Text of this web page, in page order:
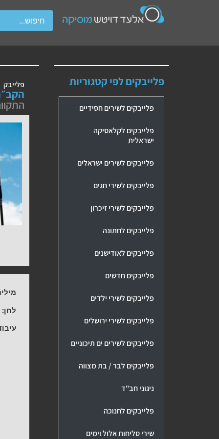
gestures.
פלייבקים לפי קטגוריות
פלייבקים לשירים חסידיים
פלייבקים לקלאסיקה
ישראלית
פלייבקים לשירים ישראלים
פלייבקים לשירי חגים
פלייבקים לשירי זיכרון
פלייבקים לחתונה
פלייבקים לאודישנים
פלייבקים חדשים
פלייבקים לשירי ילדים
פלייבקים לשירי ירושלים
פלייבקים לשירים ים תיכוניים
פלייבקים לבר / בת מצווה
ניגוני חב"ד
פלייבקים לחנוכה
שירי סליחות אלול וימים
פלייבק
לחן: